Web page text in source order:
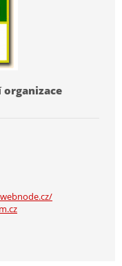
organizace